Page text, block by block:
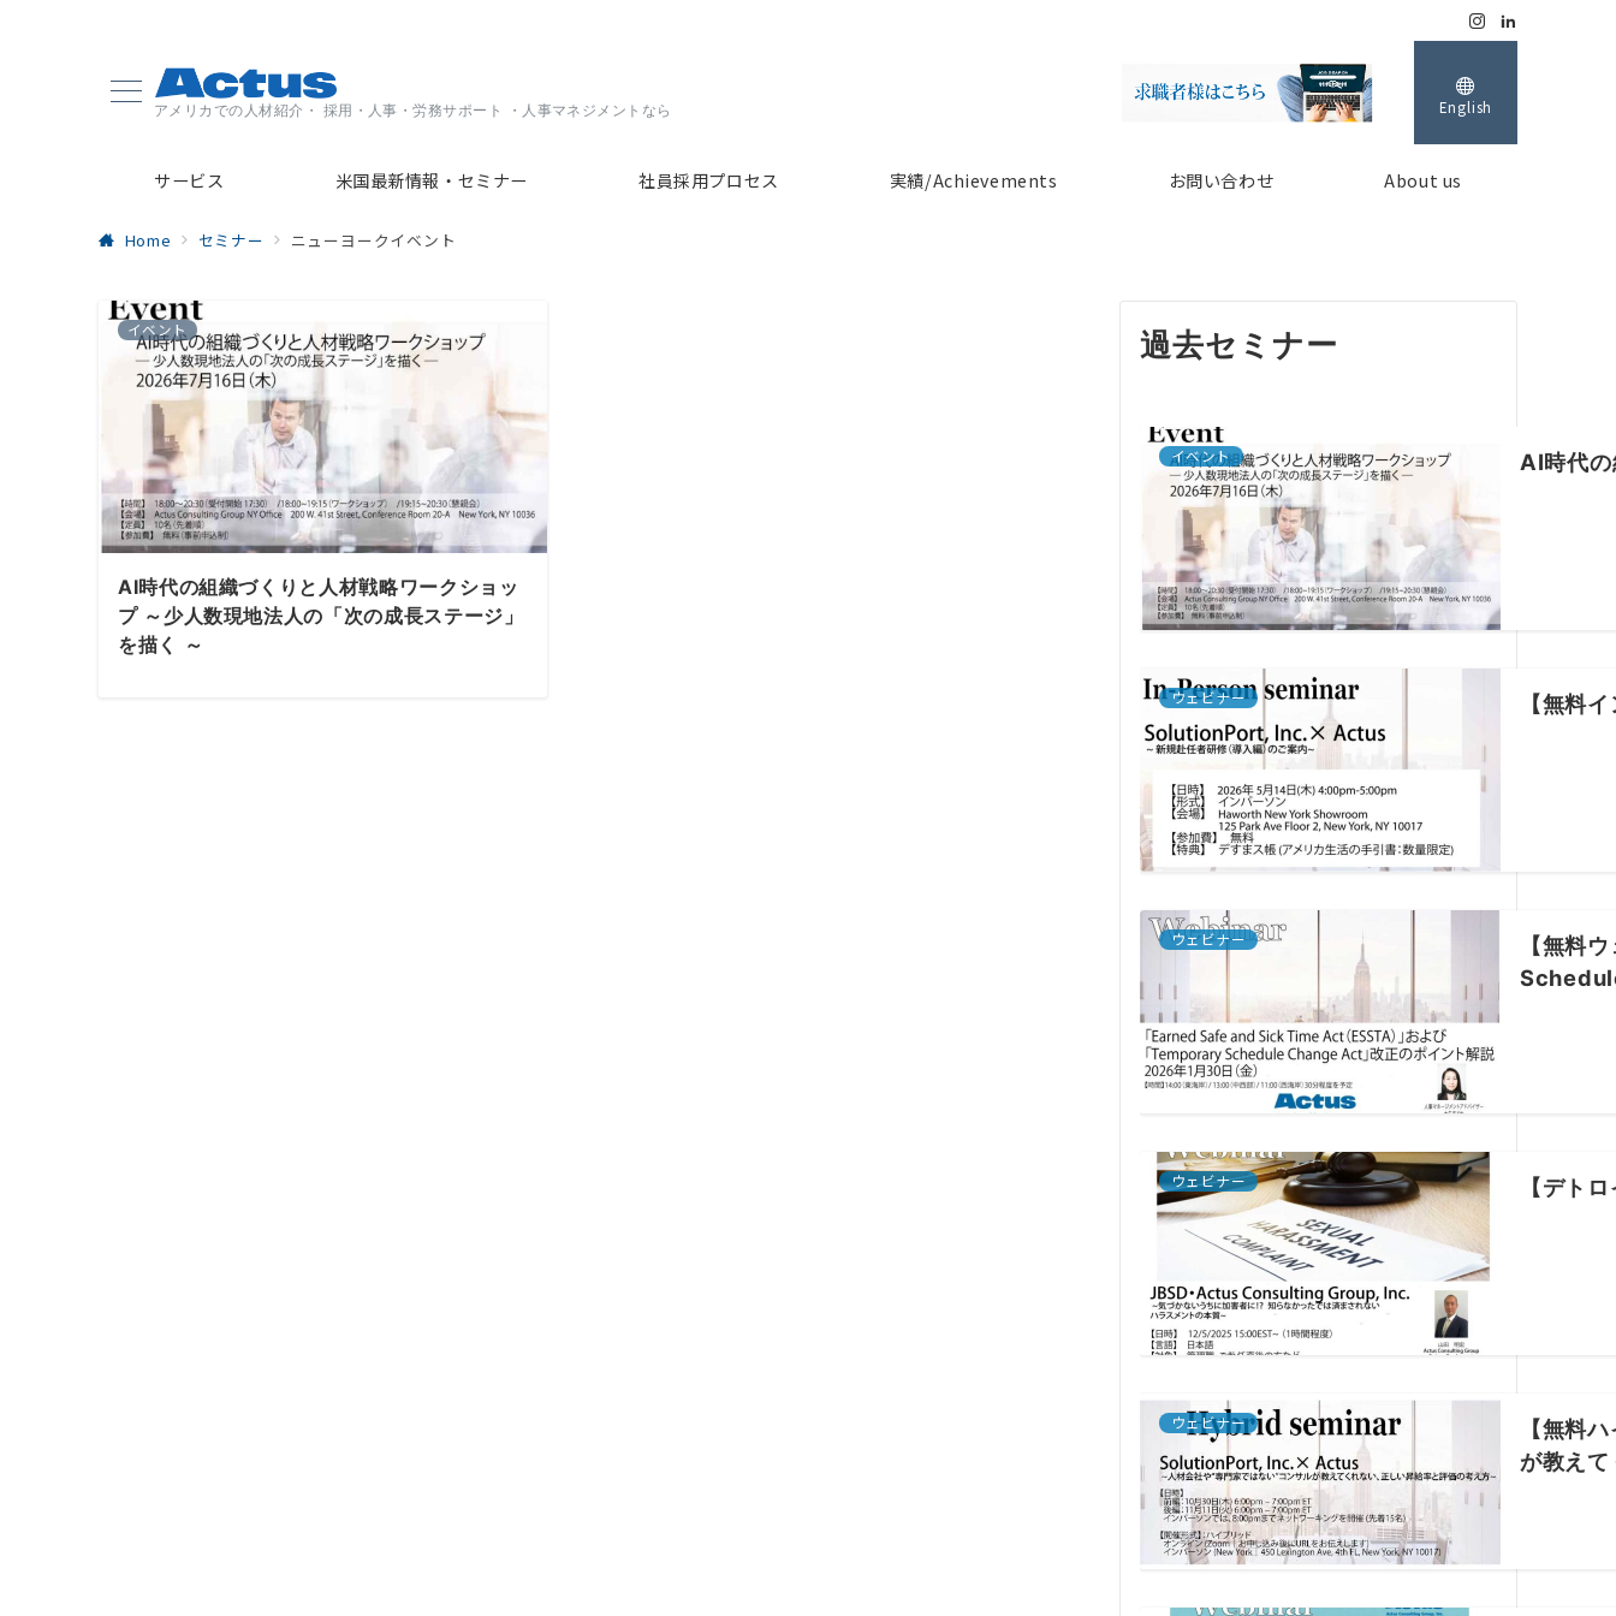
アメリカでの人材紹介・ 採用・人事・労務サポート ・人事マネジメントなら English
サービス 米国最新情報・セミナー 社員採用プロセス 実績/Achievements お問い合わせ About us
Home セミナー ニューヨークイベント
イベント
AI時代の組織づくりと人材戦略ワークショッ
プ ～少人数現地法人の「次の成長ステージ」
を描く ～
過去セミナー
イベント AI時代
ウェビナー 【無料
ウェビナー
【無料
ウェビナー 【デト
ウェビナー
【無料
が教え